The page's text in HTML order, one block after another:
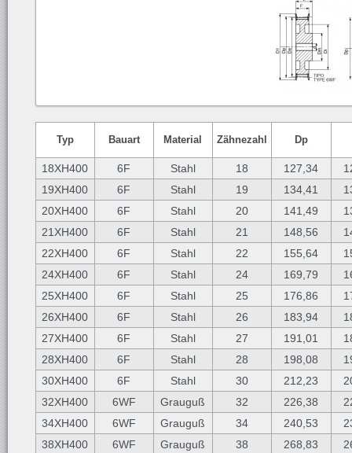
Typ Bauart Material Zähnezahl Dp
18XH400 6F Stahl 18 127,34
19XH400
6F Stahl 19 134,41
20XH400
6F Stahl 20 141,49
21XH400
6F Stahl 21 148,56
22XH400
6F Stahl 22 155,64
24XH400
6F Stahl 24 169,79
25XH400
6F Stahl 25 176,86
26XH400
6F Stahl 26 183,94
27XH400
6F Stahl 27 191,01
28XH400
6F Stahl 28 198,08
30XH400
6F Stahl 30 212,23
32XH400
6WF Grauguß 32 226,38
34XH400
6WF Grauguß 34 240,53
38XH400
6WF Grauguß 38 268,83